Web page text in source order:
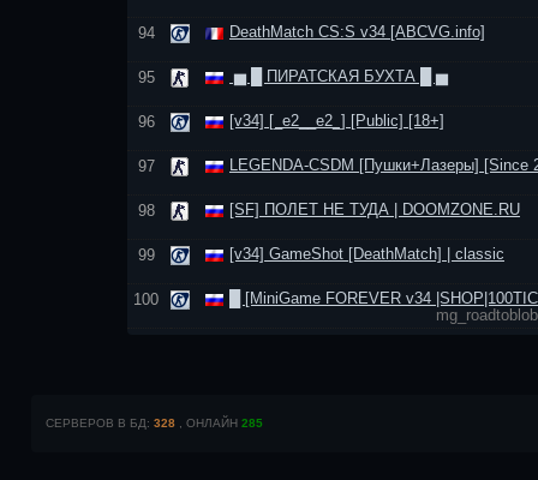
94 DeathMatch CS:S v34 [ABCVG.info]
95 ▅ █ ПИРАТСКАЯ БУХТА █ ▅
96 [v34] [_e2__e2_] [Public] [18+]
97 LEGENDA-CSDM [Пушки+Лазеры] [Since
98 [SF] ПОЛЕТ НЕ ТУДА | DOOMZONE.RU
99 [v34] GameShot [DeathMatch] | classic
100
█ [MiniGame FOREVER v34
СЕРВЕРОВ В БД: 328 , ОНЛАЙН 285